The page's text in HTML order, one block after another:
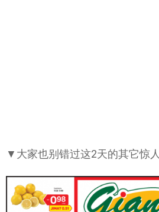
▼大家也别错过这2天的其它惊